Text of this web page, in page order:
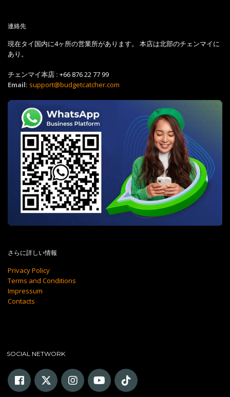
連絡先
現在タイ国内に4ヶ所の営業所があります。 本店は北部のチェンマイに
あり。
チェンマイ本店 : +66 876 22 77 99
Email: support@budgetcatcher.com
さらに詳しい情報
Privacy Policy
Terms and Conditions
Impressum
Contacts
SOCIAL NETWORK